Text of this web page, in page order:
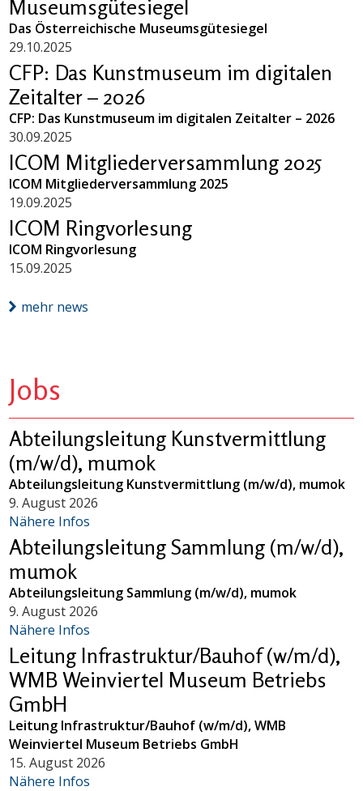
Museumsgütesiegel
Das Österreichische Museumsgütesiegel
29.10.2025
CFP: Das Kunstmuseum im digitalen
Zeitalter – 2026
CFP: Das Kunstmuseum im digitalen Zeitalter – 2026
30.09.2025
ICOM Mitgliederversammlung 2025
ICOM Mitgliederversammlung 2025
19.09.2025
ICOM Ringvorlesung
ICOM Ringvorlesung
15.09.2025
mehr news
Jobs
Abteilungsleitung Kunstvermittlung
(m/w/d), mumok
Abteilungsleitung Kunstvermittlung (m/w/d), mumok
9. August 2026
Nähere Infos
Abteilungsleitung Sammlung (m/w/d),
mumok
Abteilungsleitung Sammlung (m/w/d), mumok
9. August 2026
Nähere Infos
Leitung Infrastruktur/Bauhof (w/m/d),
WMB Weinviertel Museum Betriebs
GmbH
Leitung Infrastruktur/Bauhof (w/m/d), WMB
Weinviertel Museum Betriebs GmbH
15. August 2026
Nähere Infos